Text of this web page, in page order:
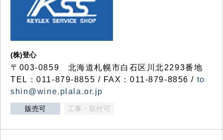
(株)登心
〒003-0859 北海道札幌市白石区川北2293番地
TEL：011-879-8855 / FAX：011-879-8856 / to
shin@wine.plala.or.jp
販売可 工事・取付可